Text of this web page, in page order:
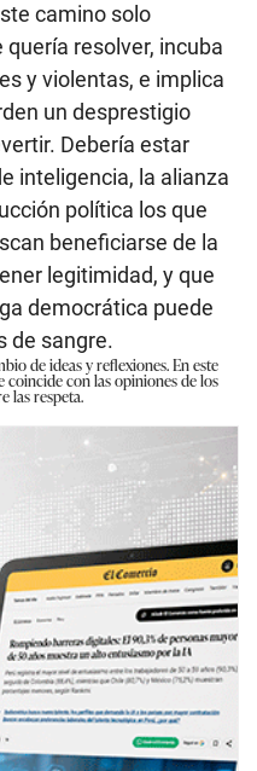
camino solo
resolver, incuba
y violentas, e implica
un desprestigio
Debería estar
inteligencia, la alianza
política los que
beneficiarse de la
legitimidad, y que
democrática puede
de sangre.
de ideas y reflexiones. En este
con las opiniones de los
las respeta.